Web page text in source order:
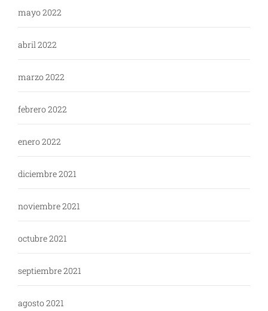
mayo 2022
abril 2022
marzo 2022
febrero 2022
enero 2022
diciembre 2021
noviembre 2021
octubre 2021
septiembre 2021
agosto 2021